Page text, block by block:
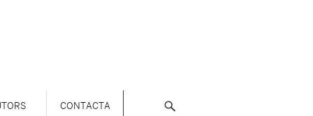
CONTACTA